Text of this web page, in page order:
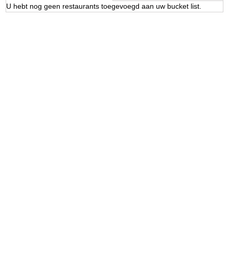
U hebt nog geen restaurants toegevoegd aan uw bucket list.